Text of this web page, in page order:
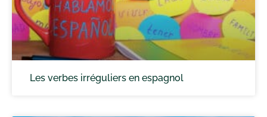
Les verbes irréguliers en espagnol